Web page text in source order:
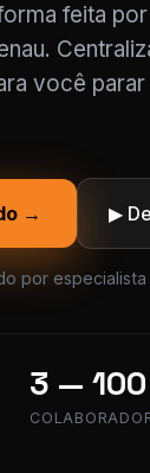
feita
você
→ ▶
por
3 —